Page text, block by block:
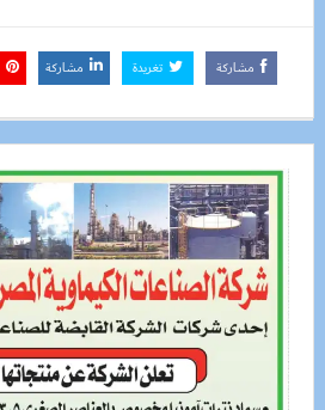
مشاركة تغريدة مشاركة